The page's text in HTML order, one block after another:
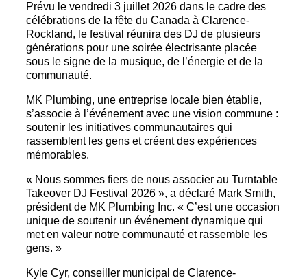
Prévu le vendredi 3 juillet 2026 dans le cadre des
célébrations de la fête du Canada à Clarence-
Rockland, le festival réunira des DJ de plusieurs
générations pour une soirée électrisante placée
sous le signe de la musique, de l’énergie et de la
communauté.
MK Plumbing, une entreprise locale bien établie,
s’associe à l’événement avec une vision commune :
soutenir les initiatives communautaires qui
rassemblent les gens et créent des expériences
mémorables.
« Nous sommes fiers de nous associer au Turntable
Takeover DJ Festival 2026 », a déclaré Mark Smith,
président de MK Plumbing Inc. « C’est une occasion
unique de soutenir un événement dynamique qui
met en valeur notre communauté et rassemble les
gens. »
Kyle Cyr, conseiller municipal de Clarence-